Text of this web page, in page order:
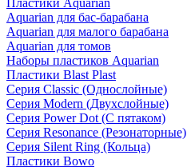
Пластики Aquarian
Aquarian для бас-барабана
Aquarian для малого барабана
Aquarian для томов
Наборы пластиков Aquarian
Пластики Blast Plast
Серия Classic (Однослойные)
Серия Modern (Двухслойные)
Серия Power Dot (С пятаком)
Серия Resonance (Резонаторные)
Серия Silent Ring (Кольца)
Пластики Bowo